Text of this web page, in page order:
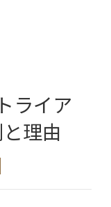
ライア
理由